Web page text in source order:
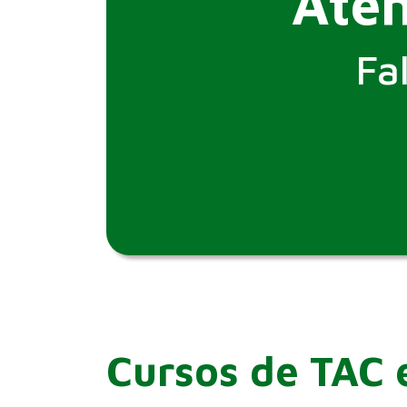
Cursos de TAC